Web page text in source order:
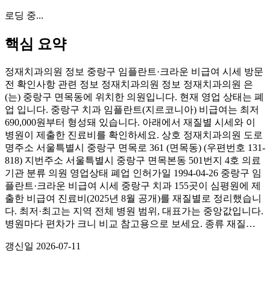
로딩 중...
핵심 요약
정재치과의원 정보 중랑구 임플란트·크라운 비급여 시세 방문
전 확인사항 관련 정보 정재치과의원 정보 정재치과의원 은
(는) 중랑구 면목동에 위치한 의원입니다. 현재 영업 상태는 폐
업 입니다. 중랑구 치과 임플란트(지르코니아) 비급여는 최저
690,000원부터 형성돼 있습니다. 아래에서 재질별 시세와 이
병원이 제출한 진료비를 확인하세요. 상호 정재치과의원 도로
명주소 서울특별시 중랑구 면목로 361 (면목동) (우편번호 131-
818) 지번주소 서울특별시 중랑구 면목본동 501번지 4호 의료
기관 분류 의원 영업상태 폐업 인허가일 1994-04-26 중랑구 임
플란트·크라운 비급여 시세 중랑구 치과 155곳이 심평원에 제
출한 비급여 진료비(2025년 8월 공개)를 재질별로 정리했습니
다. 최저·최고는 지역 전체 병원 범위, 대표가는 중앙값입니다.
병원마다 편차가 크니 비교 참고용으로 보세요. 종류 재질…
갱신일 2026-07-11